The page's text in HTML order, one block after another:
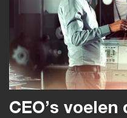
CEO’s